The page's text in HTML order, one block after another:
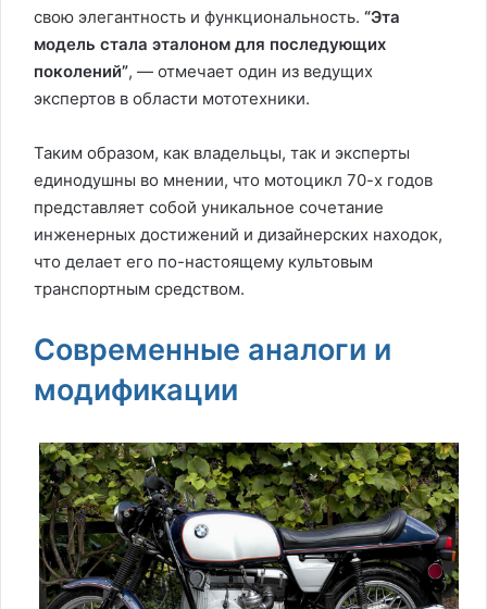
свою элегантность и функциональность. “Эта
модель стала эталоном для последующих
поколений”, — отмечает один из ведущих
экспертов в области мототехники.
Таким образом, как владельцы, так и эксперты
единодушны во мнении, что мотоцикл 70-х годов
представляет собой уникальное сочетание
инженерных достижений и дизайнерских находок,
что делает его по-настоящему культовым
транспортным средством.
Современные аналоги и
модификации